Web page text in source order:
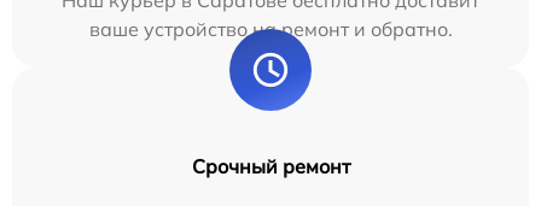
ваше устройство на ремонт и обратно.
Срочный ремонт